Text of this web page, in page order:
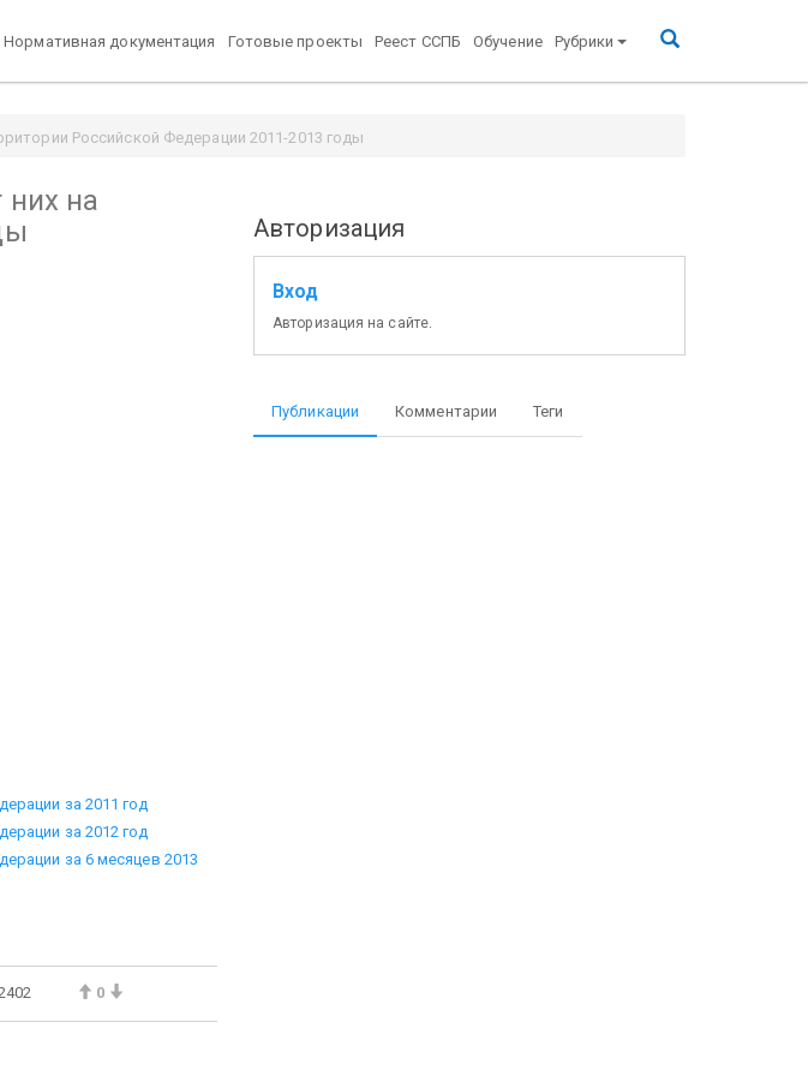
Нормативная документация Готовые проекты Реест ССПБ Обучение Рубрики
Российской Федерации 2011-2013 годы
них на
за 2011 год
за 2012 год
за 6 месяцев 2013
0
Авторизация
Вход
Авторизация на сайте.
Публикации Комментарии Теги